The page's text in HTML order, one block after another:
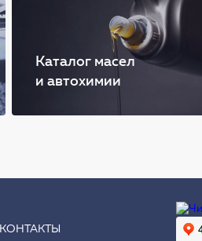
Каталог масел
и автохимии
КОНТАКТЫ